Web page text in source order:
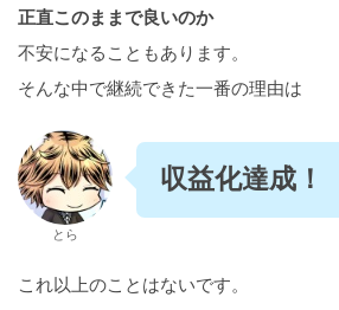
正直このままで良いのか
不安になることもあります。
そんな中で継続できた一番の理由は
とら
収益化達成！
これ以上のことはないです。